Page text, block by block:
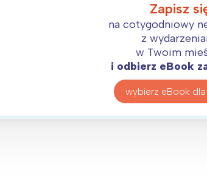
Zapisz
na cotygodniowy
z
w Twoim
i odbierz eBook
wybierz eBook